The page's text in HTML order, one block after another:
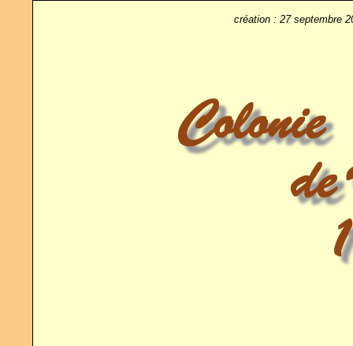
création : 27 septembre